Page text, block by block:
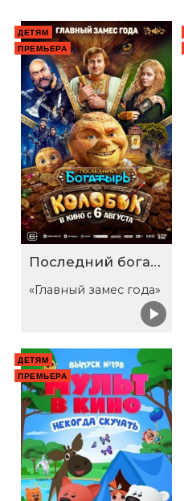
ДЕТЯМ
ПРЕМЬЕРА
Последний богатырь. Колобок
«Главный замес года»
ДЕТЯМ
ПРЕМЬЕРА